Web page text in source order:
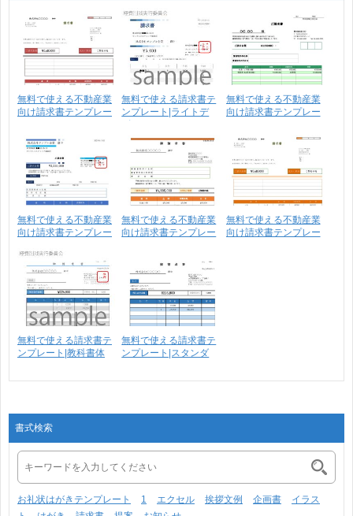
無料で使える不動産業
向け請求書テンプレー
無料で使える請求書テ
ンプレート|ライトデ
無料で使える不動産業
向け請求書テンプレー
無料で使える不動産業
向け請求書テンプレー
無料で使える不動産業
向け請求書テンプレー
無料で使える不動産業
向け請求書テンプレー
無料で使える請求書テ
ンプレート|教科書体
無料で使える請求書テ
ンプレート|スタンダ
書式検索
お礼状はがきテンプレート 1 エクセル 挨拶文例 企画書
イラス